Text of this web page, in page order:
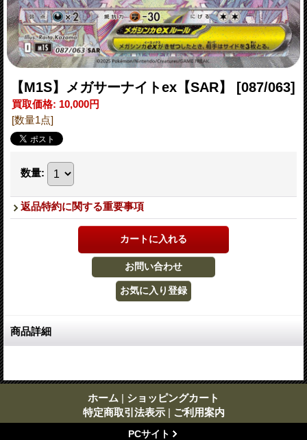
【M1S】メガサーナイトex【SAR】 [087/063]
買取価格: 10,000円
[数量1点]
数量:
返品特約に関する重要事項
商品詳細
ホーム | ショッピングカート
特定商取引法表示 | ご利用案内
PCサイト